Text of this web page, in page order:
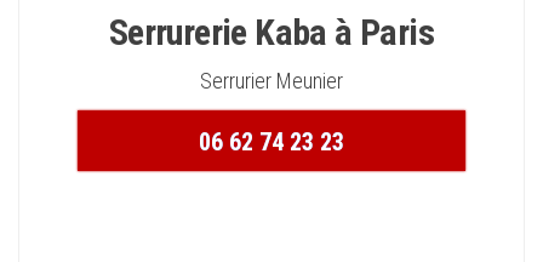
Serrurerie Kaba à Paris
Serrurier Meunier
06 62 74 23 23